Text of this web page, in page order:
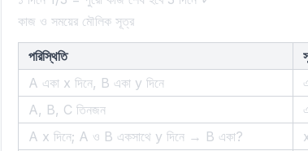
কাজ ও সময়ের মৌলিক সূত্র
পরিস্থিতি
A একা x দিনে, B একা y দিনে
A, B, C তিনজন
A x দিনে; A ও B একসাথে y দিনে → B একা?